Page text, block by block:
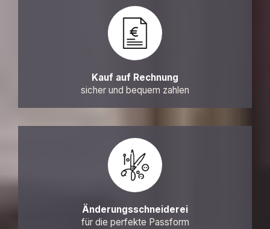
Kauf auf Rechnung
sicher und bequem zahlen
Änderungsschneiderei
für die perfekte Passform